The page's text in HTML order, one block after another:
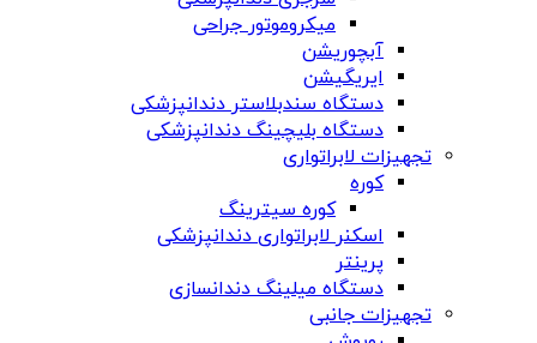
میکروموتور جراحی
آبچوریشن
ایریگیشن
دستگاه سندبلاستر دندانپزشکی
دستگاه بلیچینگ دندانپزشکی
تجهیزات لابراتواری
کوره
کوره سیترینگ
اسکنر لابراتواری دندانپزشکی
پرینتر
دستگاه میلینگ دندانسازی
تجهیزات جانبی